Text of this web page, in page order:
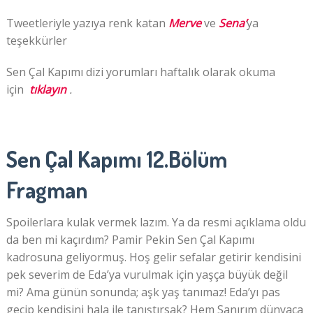
Tweetleriyle yazıya renk katan Merveve Sena’ya
teşekkürler
Sen Çal Kapımı dizi yorumları haftalık olarak okuma
için tıklayın.
Sen Çal Kapımı 12.Bölüm
Fragman
Spoilerlara kulak vermek lazım. Ya da resmi açıklama oldu
da ben mi kaçırdım? Pamir Pekin Sen Çal Kapımı
kadrosuna geliyormuş. Hoş gelir sefalar getirir kendisini
pek severim de Eda’ya vurulmak için yaşça büyük değil
mi? Ama günün sonunda; aşk yaş tanımaz! Eda’yı pas
geçip kendisini hala ile tanıştırsak? Hem Sanırım dünyaca